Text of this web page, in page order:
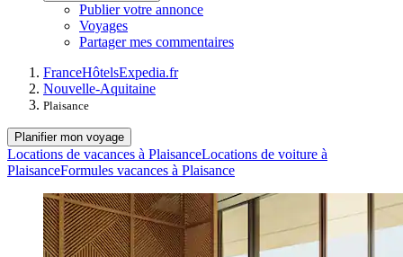
Publier votre annonce
Voyages
Partager mes commentaires
FranceHôtelsExpedia.fr
Nouvelle-Aquitaine
Plaisance
Planifier mon voyage
Locations de vacances à PlaisanceLocations de voiture à
PlaisanceFormules vacances à Plaisance